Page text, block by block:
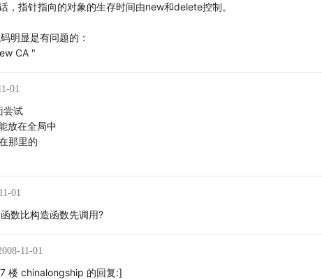
，指针指向的对象的生存时间由new和delete控制。
明显是有问题的：
CA "
01
尝试
放在全局中
那里的
01
数比构造函数先调用?
11-01
楼 chinalongship 的回复:]